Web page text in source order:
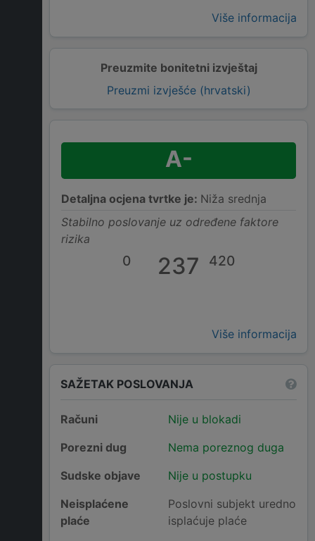
Više informacija
Preuzmite bonitetni izvještaj
Preuzmi izvješće (hrvatski)
A-
Detaljna ocjena tvrtke je: Niža srednja
Stabilno poslovanje uz određene faktore
rizika
0 237 420
Više informacija
SAŽETAK POSLOVANJA
Računi
Nije u blokadi
Porezni dug
Nema poreznog duga
Sudske objave
Nije u postupku
Neisplaćene
plaće
Poslovni subjekt uredno
isplaćuje plaće